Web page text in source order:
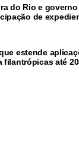
do Rio e
de
estende
filantrópicas até